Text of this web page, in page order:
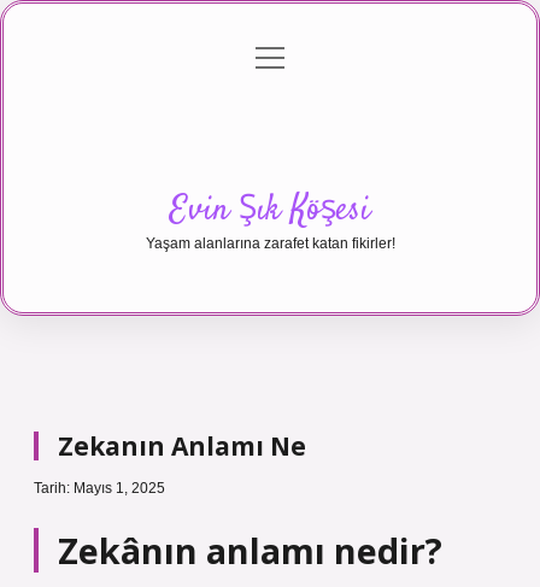
Gizlilik Politikası
menüyü
Evin Şık Köşesi
Yaşam alanlarına zarafet katan fikirler!
Zekanın Anlamı Ne
Tarih: Mayıs 1, 2025
Zekânın anlamı nedir?